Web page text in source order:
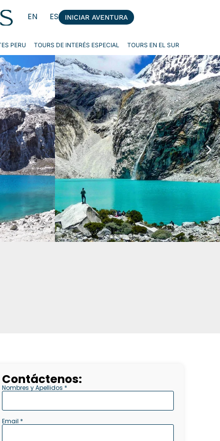
EN ES INICIAR AVENTURA
PERU TOURS DE INTERÉS ESPECIAL TOURS EN EL SUR
Contáctenos:
Nombres y Apellidos *
Email *